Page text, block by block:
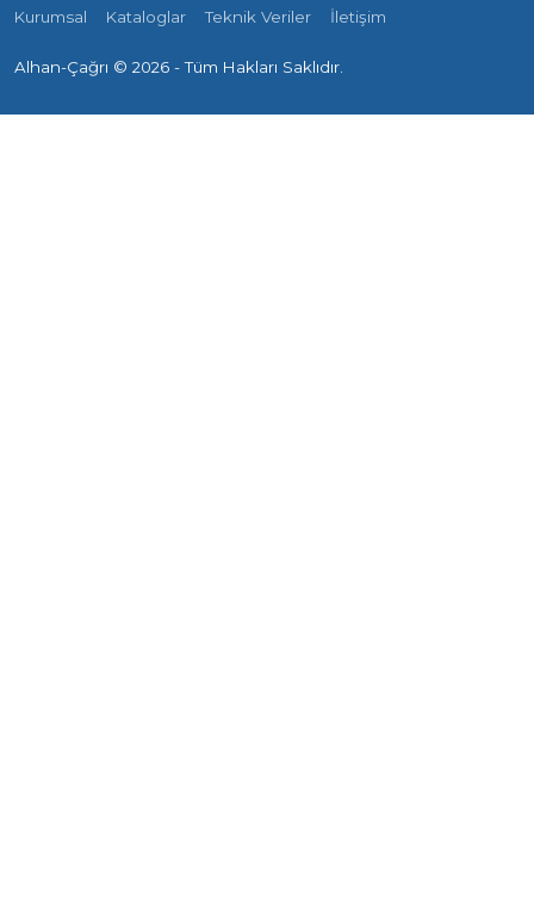
Kurumsal Kataloglar Teknik Veriler İletişim
Alhan-Çağrı © 2026 - Tüm Hakları Saklıdır.